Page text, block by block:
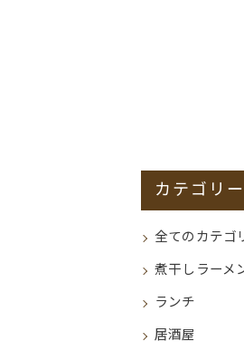
カテゴリー
全てのカテゴ
煮干しラーメ
ランチ
居酒屋